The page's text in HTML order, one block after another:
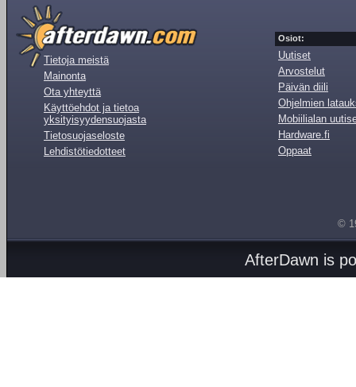
Tietoja meistä
Mainonta
Ota yhteyttä
Käyttöehdot ja tietoa
yksityisyydensuojasta
Tietosuojaseloste
Lehdistötiedotteet
Osiot:
Uutiset
Arvostelut
Päivän diili
Ohjelmien
Mobiilialan
Hardware.fi
Oppaat
©
AfterDawn is